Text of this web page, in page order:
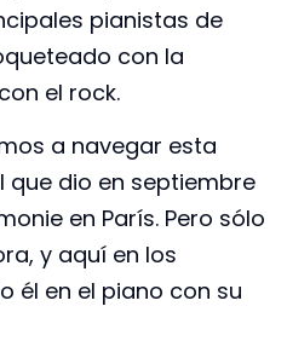
pianistas de
con la
el rock.
a navegar esta
que dio en septiembre
en París. Pero sólo
y aquí en los
él en el piano con su